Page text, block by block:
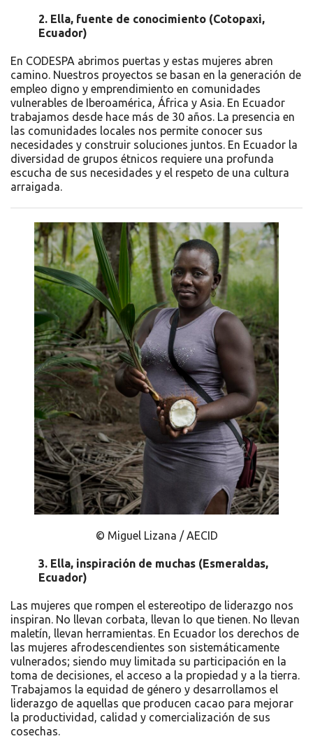
2. Ella, fuente de conocimiento (Cotopaxi,
Ecuador)
En CODESPA abrimos puertas y estas mujeres abren
camino. Nuestros proyectos se basan en la generación de
empleo digno y emprendimiento en comunidades
vulnerables de Iberoamérica, África y Asia. En Ecuador
trabajamos desde hace más de 30 años. La presencia en
las comunidades locales nos permite conocer sus
necesidades y construir soluciones juntos. En Ecuador la
diversidad de grupos étnicos requiere una profunda
escucha de sus necesidades y el respeto de una cultura
arraigada.
© Miguel Lizana / AECID
3. Ella, inspiración de muchas (Esmeraldas,
Ecuador)
Las mujeres que rompen el estereotipo de liderazgo nos
inspiran. No llevan corbata, llevan lo que tienen. No llevan
maletín, llevan herramientas. En Ecuador los derechos de
las mujeres afrodescendientes son sistemáticamente
vulnerados; siendo muy limitada su participación en la
toma de decisiones, el acceso a la propiedad y a la tierra.
Trabajamos la equidad de género y desarrollamos el
liderazgo de aquellas que producen cacao para mejorar
la productividad, calidad y comercialización de sus
cosechas.